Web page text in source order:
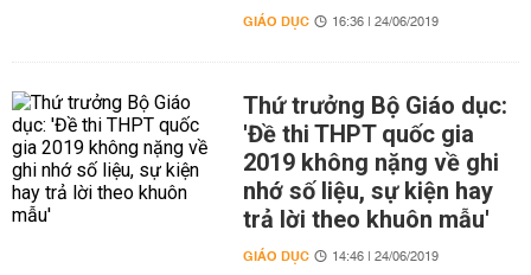
GIÁO DỤC 16:36 | 24/06/2019
Thứ trưởng Bộ Giáo dục:
'Đề thi THPT quốc gia
2019 không nặng về ghi
nhớ số liệu, sự kiện hay
trả lời theo khuôn mẫu'
GIÁO DỤC 14:46 | 24/06/2019